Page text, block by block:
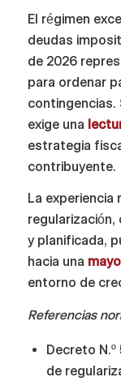
El régimen
deudas
de 2026
para ordenar
contingencias.
exige una
estrategia
contribuyente.
La experiencia
y planificada,
hacia una
entorno de
Referencias
Decreto N.º
de